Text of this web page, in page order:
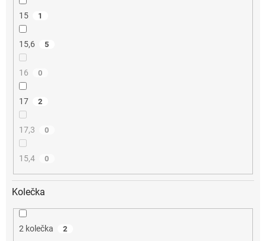
15 1
15,6 5
16 0
17 2
17,3 0
15,4 0
Kolečka
2 kolečka 2